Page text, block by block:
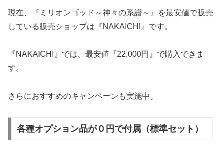
現在、『ミリオンゴッド～神々の系譜～』を最安値で販売
している販売ショップは『NAKAICHI』です。
『NAKAICHI』では、最安値『22,000円』で購入できま
す。
さらにおすすめのキャンペーンも実施中。
各種オプション品が０円で付属（標準セット）